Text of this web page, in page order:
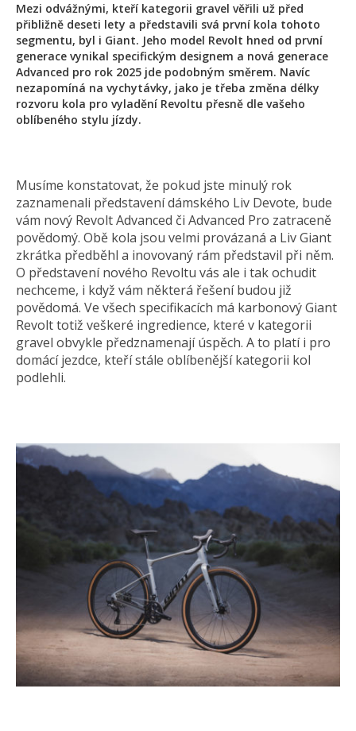
Mezi odvážnými, kteří kategorii gravel věřili už před
přibližně deseti lety a představili svá první kola tohoto
segmentu, byl i Giant. Jeho model Revolt hned od první
generace vynikal specifickým designem a nová generace
Advanced pro rok 2025 jde podobným směrem. Navíc
nezapomíná na vychytávky, jako je třeba změna délky
rozvoru kola pro vyladění Revoltu přesně dle vašeho
oblíbeného stylu jízdy.
Musíme konstatovat, že pokud jste minulý rok
zaznamenali představení dámského Liv Devote, bude
vám nový Revolt Advanced či Advanced Pro zatraceně
povědomý. Obě kola jsou velmi provázaná a Liv Giant
zkrátka předběhl a inovovaný rám představil při něm.
O představení nového Revoltu vás ale i tak ochudit
nechceme, i když vám některá řešení budou již
povědomá. Ve všech specifikacích má karbonový Giant
Revolt totiž veškeré ingredience, které v kategorii
gravel obvykle předznamenají úspěch. A to platí i pro
domácí jezdce, kteří stále oblíbenější kategorii kol
podlehli.